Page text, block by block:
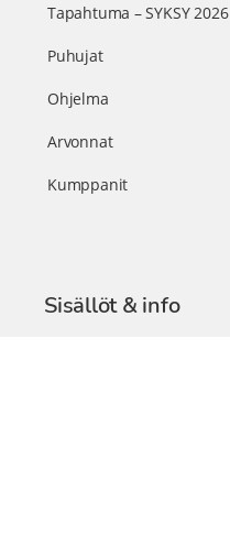
Tapahtuma – SYKSY 2026
Puhujat
Ohjelma
Arvonnat
Kumppanit
Sisällöt & info